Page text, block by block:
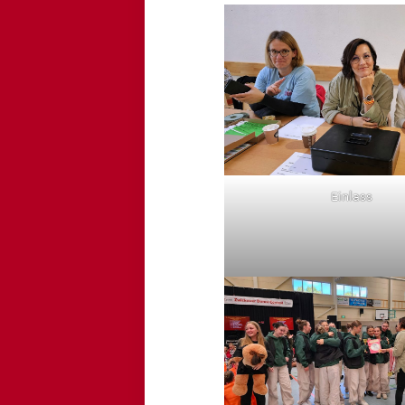
Einlass